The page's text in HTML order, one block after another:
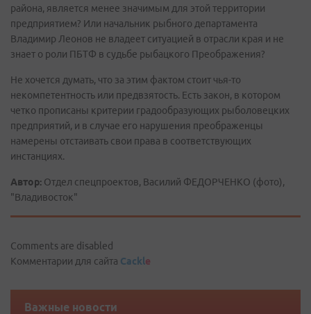
района, является менее значимым для этой территории
предприятием? Или начальник рыбного департамента
Владимир Леонов не владеет ситуацией в отрасли края и не
знает о роли ПБТФ в судьбе рыбацкого Преображения?
Не хочется думать, что за этим фактом стоит чья-то
некомпетентность или предвзятость. Есть закон, в котором
четко прописаны критерии градообразующих рыболовецких
предприятий, и в случае его нарушения преображенцы
намерены отстаивать свои права в соответствующих
инстанциях.
Автор: Отдел спецпроектов, Василий ФЕДОРЧЕНКО (фото),
"Владивосток"
Comments are disabled
Комментарии для сайта Cackle
Важные новости